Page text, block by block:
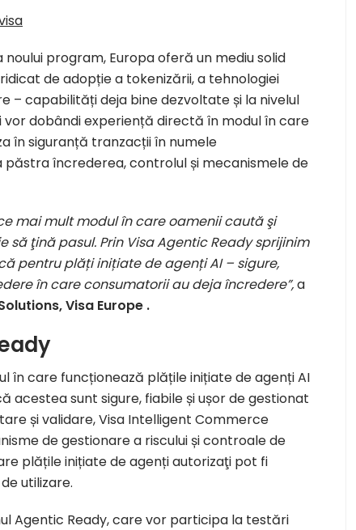
program, Europa oferă un mediu solid
de adopție a tokenizării, a tehnologiei
– capabilități deja bine dezvoltate și la nivelul
vor dobândi experiență directă în modul în care
în siguranță tranzacții în numele
încrederea, controlul și mecanismele de
mai mult modul în care oamenii caută şi
ţină pasul. Prin Visa Agentic Ready sprijinim
pentru plăți inițiate de agenți AI – sigure,
în care consumatorii au deja încredere”,a
Visa Europe .
în care funcționează plățile inițiate de agenți AI
sunt sigure, fiabile și ușor de gestionat
și validare, Visa Intelligent Commerce
de gestionare a riscului și controale de
plățile inițiate de agenți autorizaţi pot fi
utilizare.
Agentic Ready, care vor participa la testări